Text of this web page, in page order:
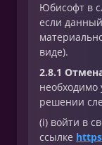
Юбисофт в
если
виде).
2.8.1
решении
(i) войти в
ссылке